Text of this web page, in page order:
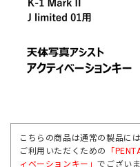
ン
商
こちらの商品は通常の製品に
ご利用いただくための
「
ィベーションキー」でございま